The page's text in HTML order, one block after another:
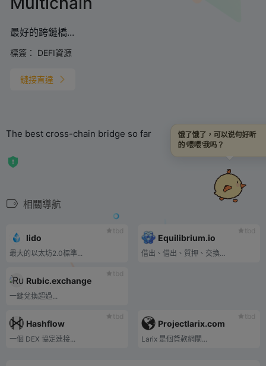
最好的跨鏈橋...
標簽： DEFI資源
鏈接直達
The best cross-chain bridge so far
相關導航
tbd
lido
最大的以太坊2.0標準...
tbd
Equilibrium.io
借出、借出、質押、交換…
tbd
Rubic.exchange
一鍵兌換超過...
tbd
Hashflow
一個 DEX 協定連接...
tbd
Projectlarix.com
Larix 是個貸款網關...
饿了饿了，可以说句好听
的‘喂喂’我吗？